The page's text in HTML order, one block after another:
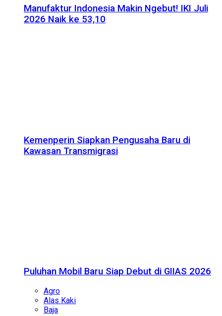
Manufaktur Indonesia Makin Ngebut! IKI Juli
2026 Naik ke 53,10
Kemenperin Siapkan Pengusaha Baru di
Kawasan Transmigrasi
Puluhan Mobil Baru Siap Debut di GIIAS 2026
Agro
Alas Kaki
Baja